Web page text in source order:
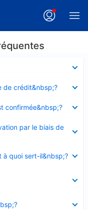
de crédit&nbsp;?
confirmée&nbsp;?
par le biais de
à quoi sert-il&nbsp;?